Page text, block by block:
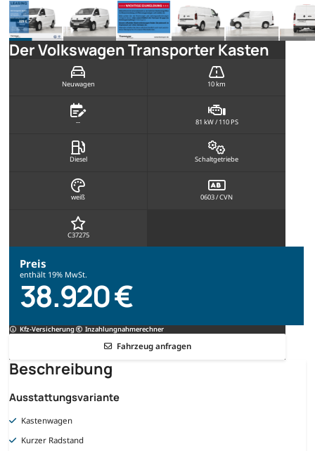
Der Volkswagen Transporter Kasten
Neuwagen 10 km
-- 81 kW / 110 PS
Diesel Schaltgetriebe
weiß 0603 / CVN
C37275
Preis
enthält 19% MwSt.
38.920 €
Kfz-Versicherung Inzahlungnahmerechner
Fahrzeug anfragen
Beschreibung
Ausstattungsvariante
Kastenwagen
Kurzer Radstand